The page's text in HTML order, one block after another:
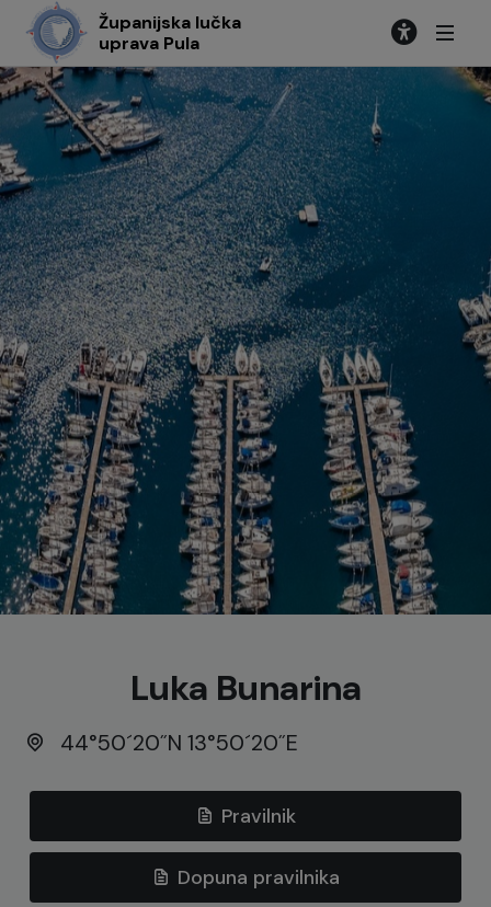
Županijska lučka
uprava Pula
Luka Bunarina
44°50´20˝N 13°50´20˝E
Pravilnik
Dopuna pravilnika